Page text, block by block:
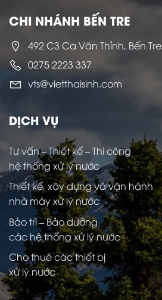
CHI NHÁNH BẾN TRE
492 C3 Ca Văn Thỉnh, Bến Tre
0275 2223 337
vts@vietthaisinh.com
DỊCH VỤ
Tư vấn – Thiết kế – Thi công
hệ thống xử lý nước
Thiết kế, xây dựng và vận hành
nhà máy xử lý nước
Bảo trì – Bảo dưỡng
các hệ thống xử lý nước
Cho thuê các thiết bị
xử lý nước